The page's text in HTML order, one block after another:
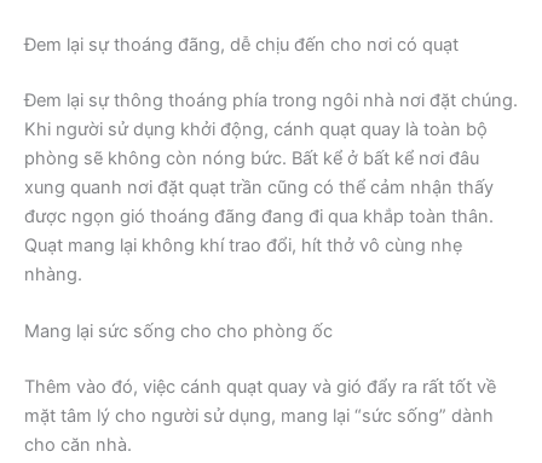
Đem lại sự thoáng đãng, dễ chịu đến cho nơi có quạt
Đem lại sự thông thoáng phía trong ngôi nhà nơi đặt chúng.
Khi người sử dụng khởi động, cánh quạt quay là toàn bộ
phòng sẽ không còn nóng bức. Bất kể ở bất kể nơi đâu
xung quanh nơi đặt quạt trần cũng có thể cảm nhận thấy
được ngọn gió thoáng đãng đang đi qua khắp toàn thân.
Quạt mang lại không khí trao đổi, hít thở vô cùng nhẹ
nhàng.
Mang lại sức sống cho cho phòng ốc
Thêm vào đó, việc cánh quạt quay và gió đẩy ra rất tốt về
mặt tâm lý cho người sử dụng, mang lại “sức sống” dành
cho căn nhà.